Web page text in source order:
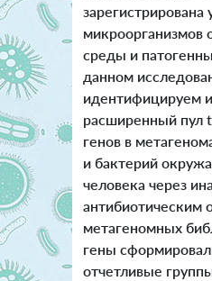
зарегистрирована
среды и
данном
идентифицируем
расширенный пул
генов в
и бактерий
человека через
антибиотическим
метагеномных
гены
отчетливые